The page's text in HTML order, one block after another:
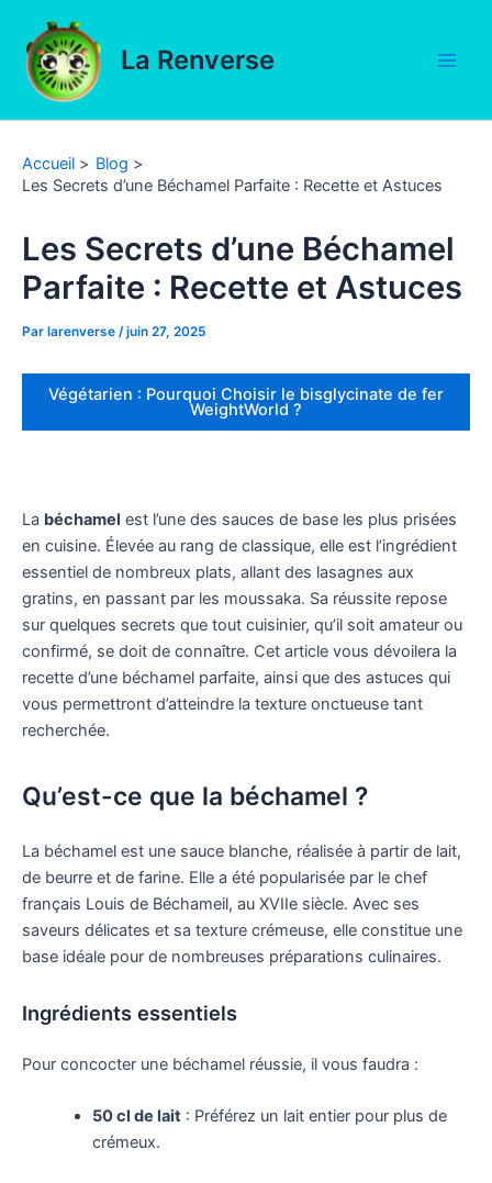
contenu
La Renverse
Accueil
Blog
Les Secrets d’une Béchamel Parfaite : Recette et Astuces
Les Secrets d’une Béchamel
Parfaite : Recette et Astuces
Par larenverse /juin 27, 2025
Végétarien : Pourquoi Choisir le bisglycinate de fer
WeightWorld ?
La béchamel est l’une des sauces de base les plus prisées
en cuisine. Élevée au rang de classique, elle est l’ingrédient
essentiel de nombreux plats, allant des lasagnes aux
gratins, en passant par les moussaka. Sa réussite repose
sur quelques secrets que tout cuisinier, qu’il soit amateur ou
confirmé, se doit de connaître. Cet article vous dévoilera la
recette d’une béchamel parfaite, ainsi que des astuces qui
vous permettront d’atteindre la texture onctueuse tant
recherchée.
Qu’est-ce que la béchamel ?
La béchamel est une sauce blanche, réalisée à partir de lait,
de beurre et de farine. Elle a été popularisée par le chef
français Louis de Béchameil, au XVIIe siècle. Avec ses
saveurs délicates et sa texture crémeuse, elle constitue une
base idéale pour de nombreuses préparations culinaires.
Ingrédients essentiels
Pour concocter une béchamel réussie, il vous faudra :
50 cl de lait: Préférez un lait entier pour plus de
crémeux.